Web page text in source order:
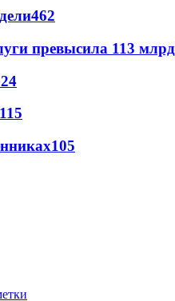
462
превысила 113 млрд
115
105